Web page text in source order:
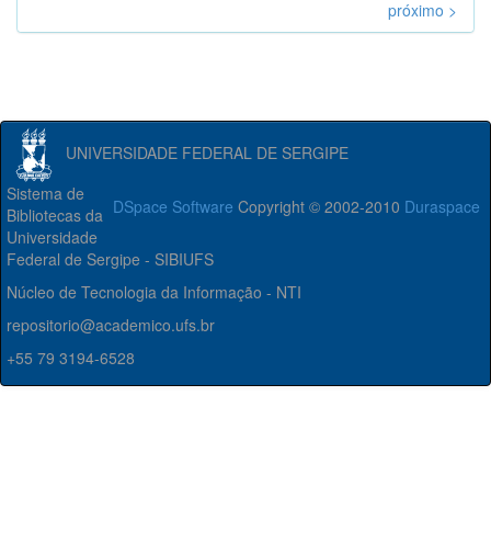
próximo >
UNIVERSIDADE FEDERAL DE SERGIPE
DSpace Software Copyright © 2002-2010 Duraspace
Sistema de
Bibliotecas da
Universidade
Federal de Sergipe - SIBIUFS
Núcleo de Tecnologia da Informação - NTI
repositorio@academico.ufs.br
+55 79 3194-6528